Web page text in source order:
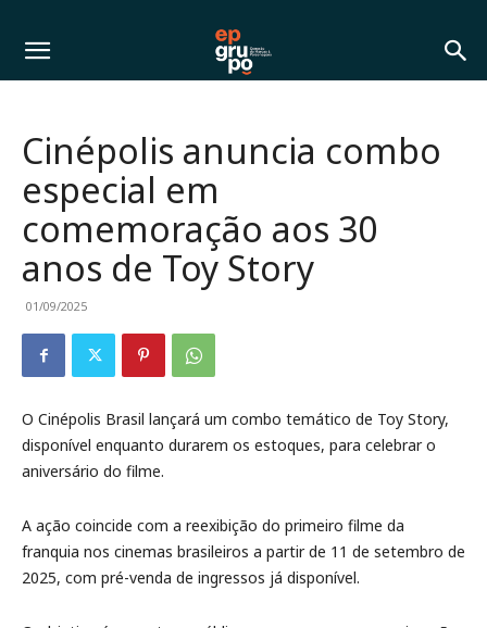
Cinépolis anuncia combo
especial em
comemoração aos 30
anos de Toy Story
01/09/2025
O Cinépolis Brasil lançará um combo temático de Toy Story,
disponível enquanto durarem os estoques, para celebrar o
aniversário do filme.
A ação coincide com a reexibição do primeiro filme da
franquia nos cinemas brasileiros a partir de 11 de setembro de
2025, com pré-venda de ingressos já disponível.